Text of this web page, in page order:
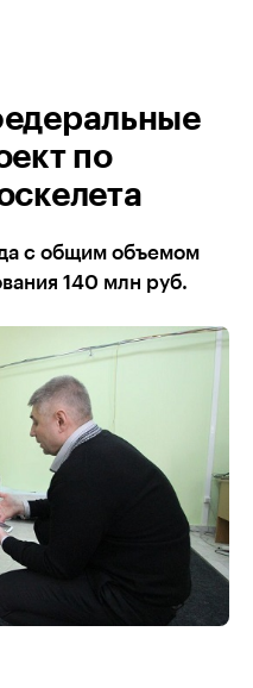
по
с общим объемом
140 млн руб.